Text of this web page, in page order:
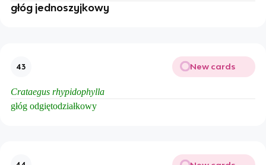
głóg jednoszyjkowy
43 New cards
Crataegus rhypidophylla
głóg odgiętodziałkowy